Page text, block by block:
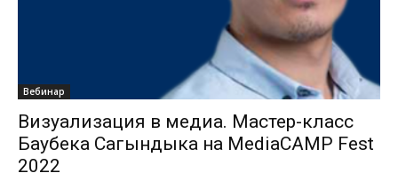
Вебинар
Визуализация в медиа. Мастер-класс
Баубека Сагындыка на MediaCAMP Fest
2022